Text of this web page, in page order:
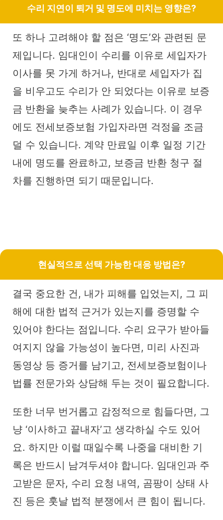
수리 지연이 퇴거 및 명도에 미치는 영향은?
또 하나 고려해야 할 점은 ‘명도’와 관련된 문
제입니다. 임대인이 수리를 이유로 세입자가
이사를 못 가게 하거나, 반대로 세입자가 집
을 비우고도 수리가 안 되었다는 이유로 보증
금 반환을 늦추는 사례가 있습니다. 이 경우
에도 전세보증보험 가입자라면 걱정을 조금
덜 수 있습니다. 계약 만료일 이후 일정 기간
내에 명도를 완료하고, 보증금 반환 청구 절
차를 진행하면 되기 때문입니다.
현실적으로 선택 가능한 대응 방법은?
결국 중요한 건, 내가 피해를 입었는지, 그 피
해에 대한 법적 근거가 있는지를 증명할 수
있어야 한다는 점입니다. 수리 요구가 받아들
여지지 않을 가능성이 높다면, 미리 사진과
동영상 등 증거를 남기고, 전세보증보험이나
법률 전문가와 상담해 두는 것이 필요합니다.
또한 너무 번거롭고 감정적으로 힘들다면, 그
냥 ‘이사하고 끝내자’고 생각하실 수도 있어
요. 하지만 이럴 때일수록 나중을 대비한 기
록은 반드시 남겨두셔야 합니다. 임대인과 주
고받은 문자, 수리 요청 내역, 곰팡이 상태 사
진 등은 훗날 법적 분쟁에서 큰 힘이 됩니다.